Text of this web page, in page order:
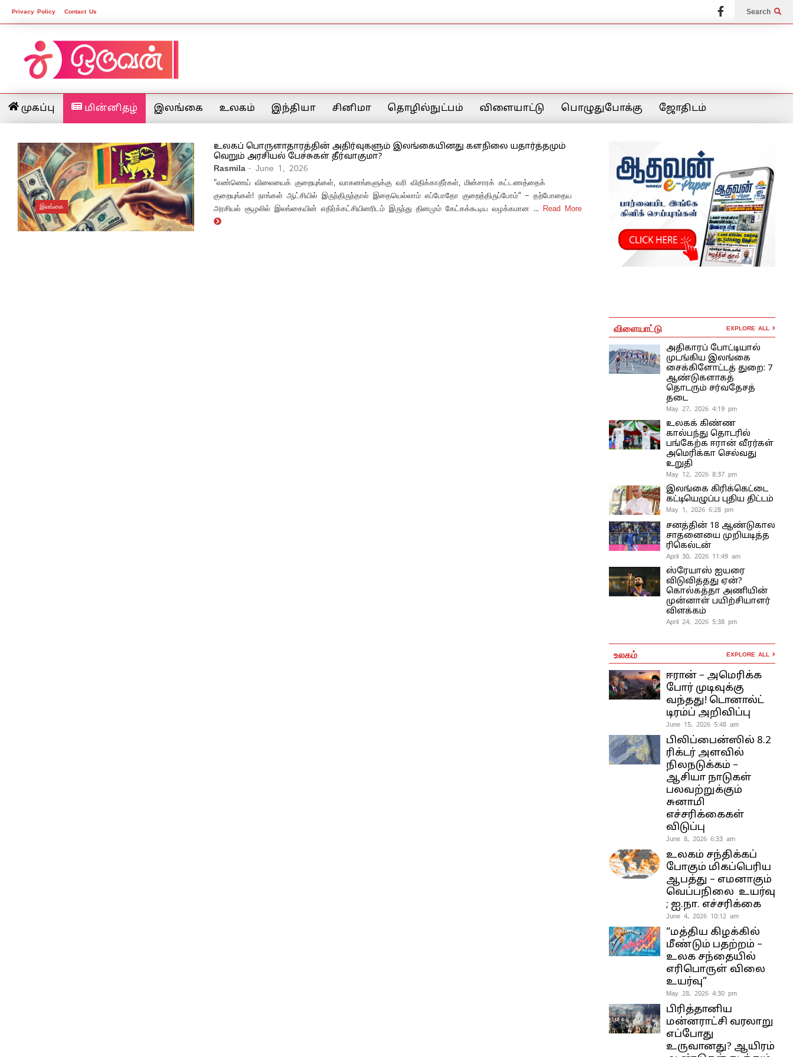
Privacy Policy Contact Us Search
முகப்பு மின்னிதழ் இலங்கை உலகம் இந்தியா சினிமா தொழில்நுட்பம் விளையாட்டு பொழுதுபோக்கு ஜோதிடம்
இலங்கை
உலகப் பொருளாதாரத்தின் அதிர்வுகளும் இலங்கையினது களநிலை யதார்த்தமும்
வெறும் அரசியல் பேச்சுகள் தீர்வாகுமா?
Rasmila - June 1, 2026
"எண்ணெய் விலையைக் குறையுங்கள், வாகனங்களுக்கு வரி விதிக்காதீர்கள், மின்சாரக் கட்டணத்தைக்
குறையுங்கள்! நாங்கள் ஆட்சியில் இருந்திருந்தால் இதையெல்லாம் எப்போதோ குறைத்திருப்போம்" – தற்போதைய
அரசியல் சூழலில் இலங்கையின் எதிர்க்கட்சியினரிடம் இருந்து தினமும் கேட்கக்கூடிய வழக்கமான ... Read More
விளையாட்டு EXPLORE ALL
அதிகாரப் போட்டியால்
முடங்கிய இலங்கை
சைக்கிளோட்டத் துறை: 7
ஆண்டுகளாகத்
தொடரும் சர்வதேசத்
தடை
May 27, 2026 4:19 pm
உலகக் கிண்ண
கால்பந்து தொடரில்
பங்கேற்க ஈரான் வீரர்கள்
அமெரிக்கா செல்வது
உறுதி
May 12, 2026 8:37 pm
இலங்கை கிரிக்கெட்டை
கட்டியெழுப்ப புதிய திட்டம்
May 1, 2026 6:28 pm
சனத்தின் 18 ஆண்டுகால
சாதனையை முறியடித்த
ரிகெல்டன்
April 30, 2026 11:49 am
ஸ்ரேயாஸ் ஐயரை
விடுவித்தது ஏன்?
கொல்கத்தா அணியின்
முன்னாள் பயிற்சியாளர்
விளக்கம்
April 24, 2026 5:38 pm
உலகம் EXPLORE ALL
ஈரான் – அமெரிக்க
போர் முடிவுக்கு
வந்தது! டொனால்ட்
டிரம்ப் அறிவிப்பு
June 15, 2026 5:48 am
பிலிப்பைன்ஸில் 8.2
ரிக்டர் அளவில்
நிலநடுக்கம் –
ஆசியா நாடுகள்
பலவற்றுக்கும்
சுனாமி
எச்சரிக்கைகள்
விடுப்பு
June 8, 2026 6:33 am
உலகம் சந்திக்கப்
போகும் மிகப்பெரிய
ஆபத்து – எமனாகும்
வெப்பநிலை உயர்வு
; ஐ.நா. எச்சரிக்கை
June 4, 2026 10:12 am
“மத்திய கிழக்கில்
மீண்டும் பதற்றம் –
உலக சந்தையில்
எரிபொருள் விலை
உயர்வு”
May 28, 2026 4:30 pm
பிரித்தானிய
மன்னராட்சி வரலாறு
எப்போது
உருவானது? ஆயிரம்